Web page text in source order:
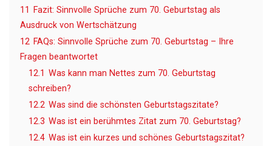
11
Fazit: Sinnvolle Sprüche zum 70. Geburtstag als
Ausdruck von Wertschätzung
12 FAQs: Sinnvolle Sprüche zum 70. Geburtstag – Ihre
Fragen beantwortet
12.1 Was kann man Nettes zum 70. Geburtstag
schreiben?
12.2 Was sind die schönsten Geburtstagszitate?
12.3 Was ist ein berühmtes Zitat zum 70. Geburtstag?
12.4 Was ist ein kurzes und schönes Geburtstagszitat?